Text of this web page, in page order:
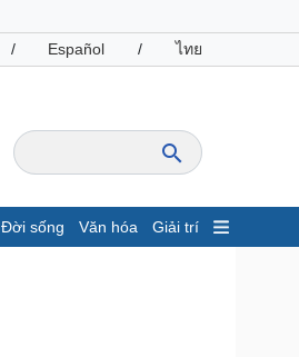
/ Español / ไทย
Đời sống Văn hóa Giải trí